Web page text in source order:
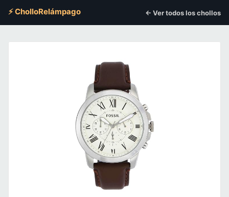
⚡ CholloRelámpago ← Ver todos los chollos